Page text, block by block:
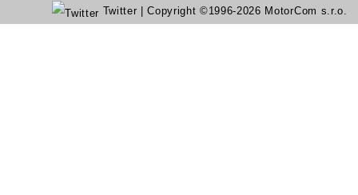
Twitter | Copyright ©1996-2026 MotorCom s.r.o.